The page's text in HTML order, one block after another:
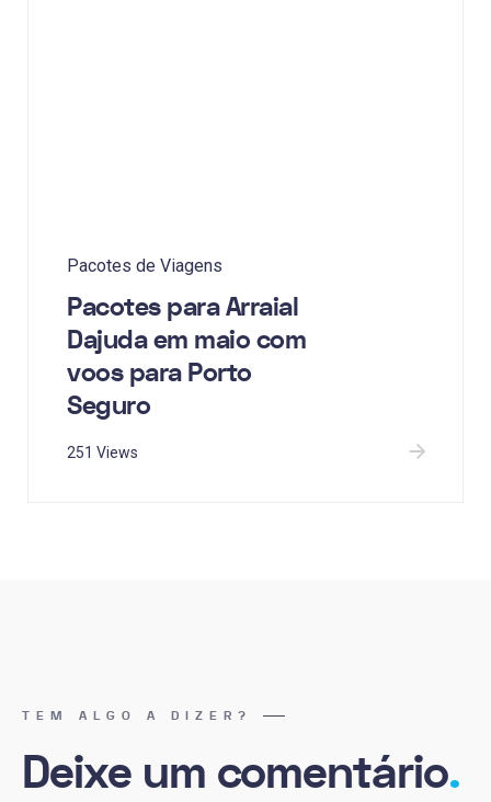
Pacotes de Viagens
Pacotes para Arraial
Dajuda em maio com
voos para Porto
Seguro
251 Views
TEM ALGO A DIZER?
Deixe um comentário.